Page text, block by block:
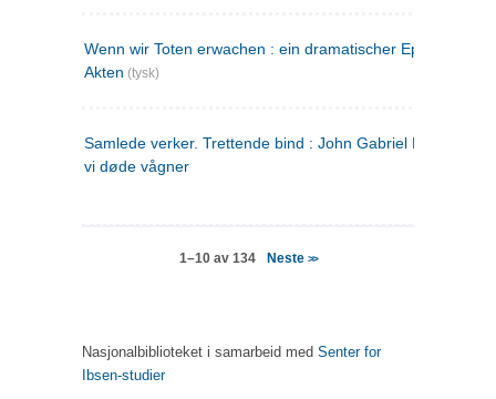
Wenn wir Toten erwachen : ein dramatischer Epilog in drei
Akten (tysk)
Samlede verker. Trettende bind : John Gabriel Borkman ;
vi døde vågner
1–10 av 134 Neste >>
Nasjonalbiblioteket i samarbeid med Senter for
Ibsen-studier